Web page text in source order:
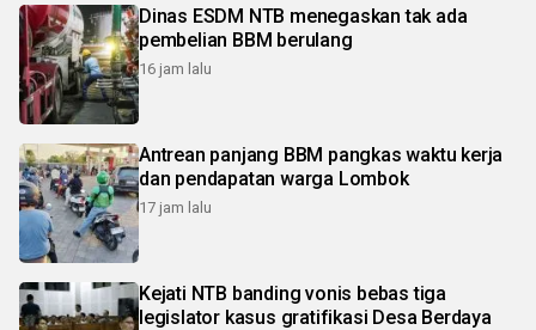
Dinas ESDM NTB menegaskan tak ada
pembelian BBM berulang
16 jam lalu
Antrean panjang BBM pangkas waktu kerja
dan pendapatan warga Lombok
17 jam lalu
Kejati NTB banding vonis bebas tiga
legislator kasus gratifikasi Desa Berdaya